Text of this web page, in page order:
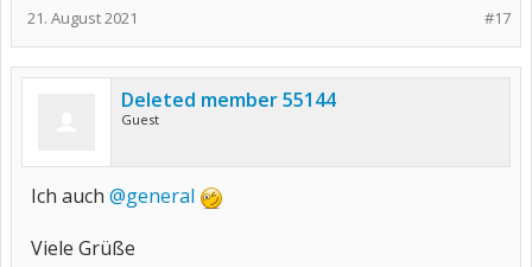
#17
21. August 2021
Deleted member 55144
Guest
Ich auch @general
Viele Grüße